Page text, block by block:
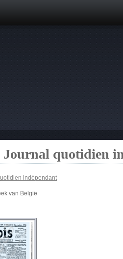
quotidien
indépendant
van België